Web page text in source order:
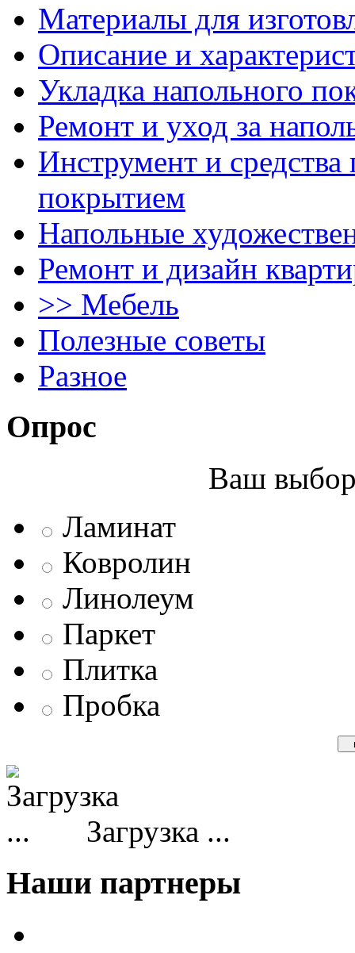
Материалы для
Описание и
Укладка напольного
Ремонт и уход за
Инструмент и
покрытием
Напольные
Ремонт и дизайн
>> Мебель
Полезные советы
Разное
Опрос
Ваш выбор
Ламинат
Ковролин
Линолеум
Паркет
Плитка
Пробка
Загрузка ...
Наши партнеры